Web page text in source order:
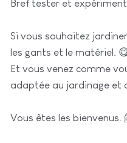
Bref tester et
Si vous souhaitez
les gants et le matériel.
Et vous venez comme
adaptée au jardinage et
Vous êtes les bienvenus.